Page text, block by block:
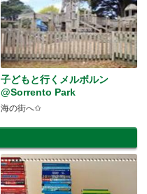
子どもと行くメルボルン
@Sorrento Park
海の街へ✩